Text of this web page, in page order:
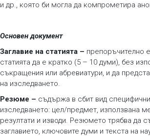
и др., която би могла да компрометира
Основен документ
Заглавие на статията – препоръчително
статията да е кратко (5 – 10 думи), без
съкращения или абревиатури, и да
на изследването.
Резюме – съдържа в сбит вид
изследването: цел/предмет, използвана
резултати и изводи. Резюмето трябва да
заглавието, ключовите думи и текста на